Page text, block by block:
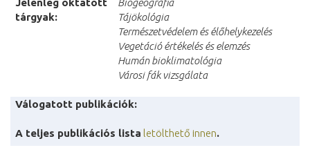
Jelenleg oktatott
tárgyak:
Biogeográfia
Tájökológia
Természetvédelem és élőhelykezelés
Vegetáció értékelés és elemzés
Humán bioklimatológia
Városi fák vizsgálata
Válogatott publikációk:
A teljes publikációs lista letölthető innen.